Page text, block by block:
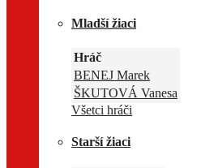
Mladší žiaci
Hráč
BENEJ Marek
ŠKUTOVÁ Vanesa
Všetci hráči
Starší žiaci